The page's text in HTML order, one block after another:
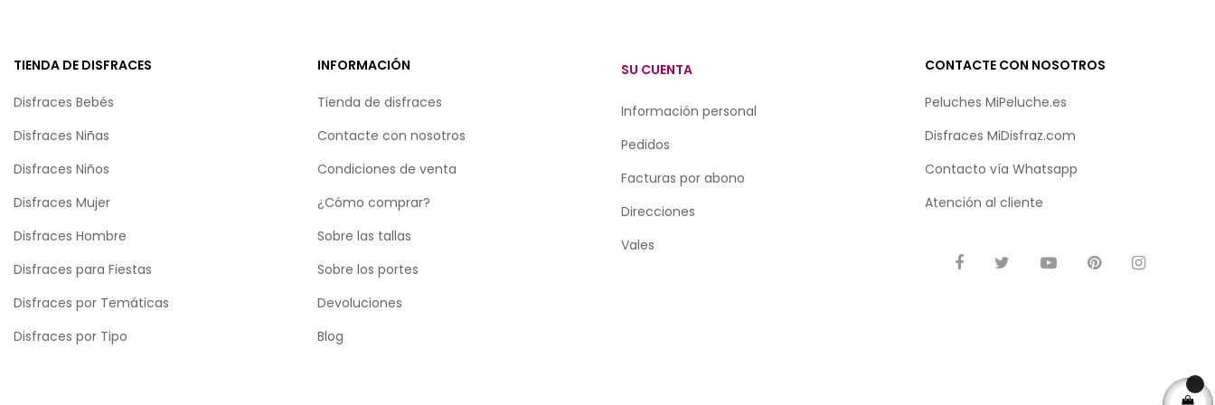
TIENDA DE DISFRACES
Disfraces Bebés
Disfraces Niñas
Disfraces Niños
Disfraces Mujer
Disfraces Hombre
Disfraces para Fiestas
Disfraces por Temáticas
Disfraces por Tipo
INFORMACIÓN
Tienda de disfraces
Contacte con nosotros
Condiciones de venta
¿Cómo comprar?
Sobre las tallas
Sobre los portes
Devoluciones
Blog
SU CUENTA
Información personal
Pedidos
Facturas por abono
Direcciones
Vales
CONTACTE CON NOSOTROS
Peluches MiPeluche.es
Disfraces MiDisfraz.com
Contacto vía Whatsapp
Atención al cliente